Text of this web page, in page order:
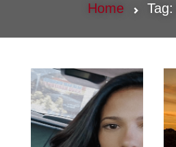
Home Tag: